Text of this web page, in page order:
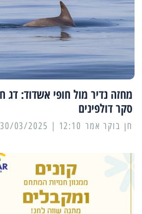
מחזה נדיר מול חופי אשדוד:
סקר דולפינים
12:10 | 30/03/2025